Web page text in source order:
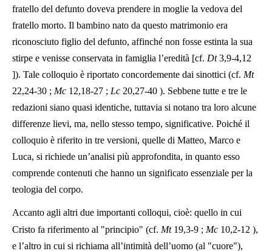
fratello del defunto doveva prendere in moglie la vedova del
fratello morto. Il bambino nato da questo matrimonio era
riconosciuto figlio del defunto, affinché non fosse estinta la sua
stirpe e venisse conservata in famiglia l’eredità [cf. Dt3,9-4,12
]). Tale colloquio è riportato concordemente dai sinottici (cf. Mt
22,24-30 ; Mc 12,18-27 ; Lc 20,27-40 ). Sebbene tutte e tre le
redazioni siano quasi identiche, tuttavia si notano tra loro alcune
differenze lievi, ma, nello stesso tempo, significative. Poiché il
colloquio è riferito in tre versioni, quelle di Matteo, Marco e
Luca, si richiede un’analisi più approfondita, in quanto esso
comprende contenuti che hanno un significato essenziale per la
teologia del corpo.
Accanto agli altri due importanti colloqui, cioè: quello in cui
Cristo fa riferimento al "principio" (cf. Mt19,3-9 ; Mc 10,2-12 ),
e l’altro in cui si richiama all’intimità dell’uomo (al "cuore"),